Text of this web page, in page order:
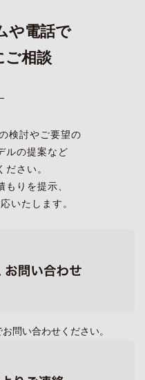
や電話で
ご相談
検討やご要望の
ルの提案など
さい。
りを提示、
いたします。
問い合わせください。